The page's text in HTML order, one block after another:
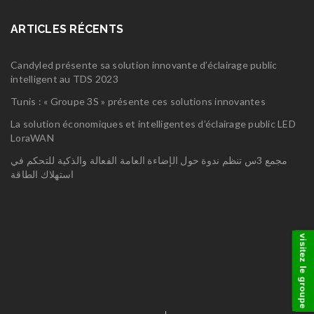
ARTICLES RÉCENTS
Candyled présente sa solution innovante d’éclairage public
intelligent au TDS 2023
Tunis : « Groupe 3S » présente ces solutions innovantes
La solution économiques et intelligentes d’éclairage public LED
LoraWAN
مجمع 3س تنظم ندوة حول الإضاءة العامة الفعالة والذكية للتحكم في
استهلاك الطاقة
visitez le groupe